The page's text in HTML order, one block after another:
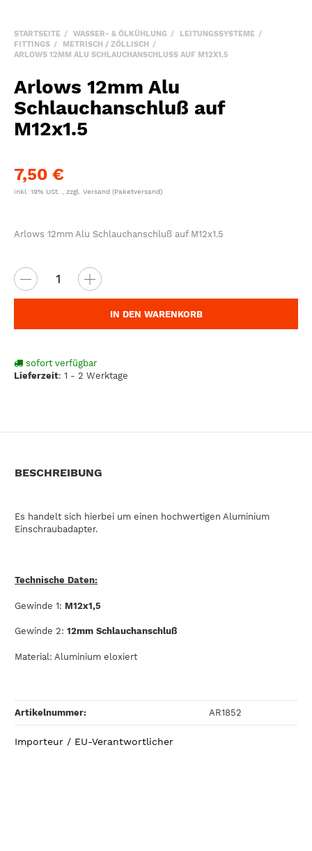
STARTSEITE WASSER- & ÖLKÜHLUNG
LEITUNGSSYSTEME
FITTINGS
METRISCH / ZÖLLISCH
ARLOWS 12MM ALU SCHLAUCHANSCHLUSS AUF M12X1.5
Arlows 12mm Alu
Schlauchanschluß auf
M12x1.5
7,50 €
inkl. 19% USt. , zzgl. Versand (Paketversand)
Arlows 12mm Alu Schlauchanschluß auf M12x1.5
IN DEN WARENKORB
sofort verfügbar
Lieferzeit: 1 - 2 Werktage
BESCHREIBUNG
Es handelt sich hierbei um einen hochwertigen Aluminium
Einschraubadapter.
Technische Daten:
Gewinde 1: M12x1,5
Gewinde 2: 12mm Schlauchanschluß
Material: Aluminium eloxiert
Artikelnummer: AR1852
Importeur / EU-Verantwortlicher